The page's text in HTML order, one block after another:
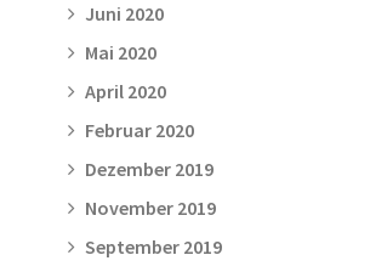
Juni 2020
Mai 2020
April 2020
Februar 2020
Dezember 2019
November 2019
September 2019